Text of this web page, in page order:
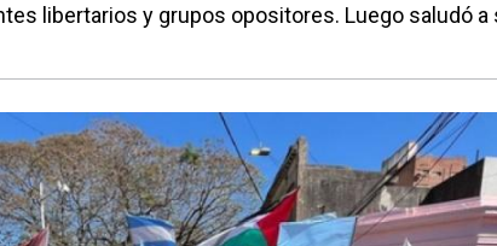
libertarios y grupos opositores. Luego saludó